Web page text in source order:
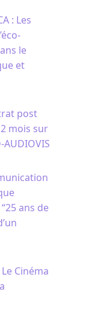
: Les
le
et
post
mois sur
ans de
Cinéma